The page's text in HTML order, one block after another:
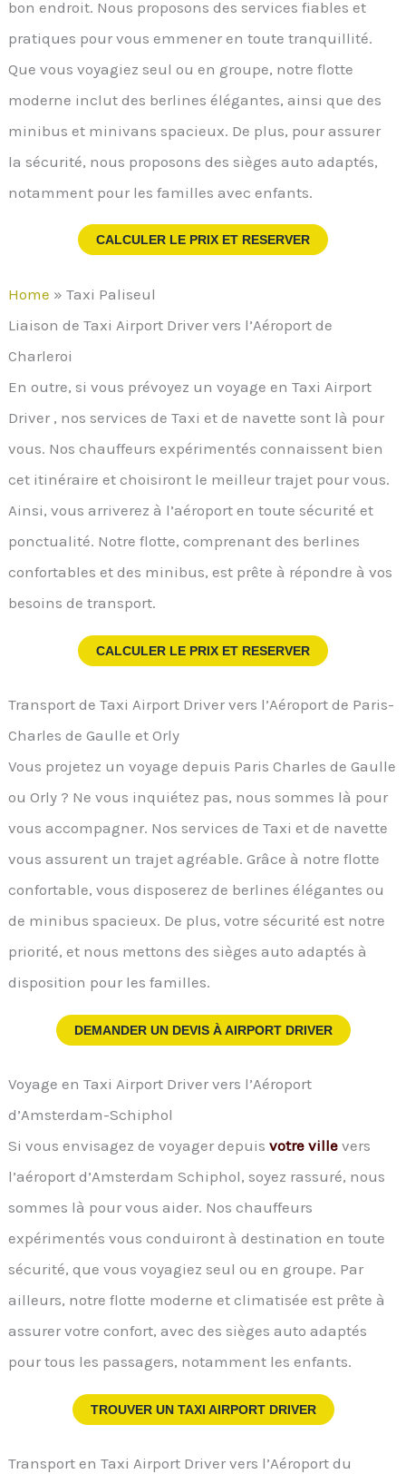
bon endroit. Nous proposons des services fiables et
pratiques pour vous emmener en toute tranquillité.
Que vous voyagiez seul ou en groupe, notre flotte
moderne inclut des berlines élégantes, ainsi que des
minibus et minivans spacieux. De plus, pour assurer
la sécurité, nous proposons des sièges auto adaptés,
notamment pour les familles avec enfants.
CALCULER LE PRIX ET RESERVER
Home »Taxi Paliseul
Liaison de Taxi Airport Driver vers l’Aéroport de
Charleroi
En outre, si vous prévoyez un voyage en Taxi Airport
Driver , nos services de Taxi et de navette sont là pour
vous. Nos chauffeurs expérimentés connaissent bien
cet itinéraire et choisiront le meilleur trajet pour vous.
Ainsi, vous arriverez à l’aéroport en toute sécurité et
ponctualité. Notre flotte, comprenant des berlines
confortables et des minibus, est prête à répondre à vos
besoins de transport.
CALCULER LE PRIX ET RESERVER
Transport de Taxi Airport Driver vers l’Aéroport de Paris-
Charles de Gaulle et Orly
Vous projetez un voyage depuis Paris Charles de Gaulle
ou Orly ? Ne vous inquiétez pas, nous sommes là pour
vous accompagner. Nos services de Taxi et de navette
vous assurent un trajet agréable. Grâce à notre flotte
confortable, vous disposerez de berlines élégantes ou
de minibus spacieux. De plus, votre sécurité est notre
priorité, et nous mettons des sièges auto adaptés à
disposition pour les familles.
DEMANDER UN DEVIS ÀAIRPORT DRIVER
Voyage en Taxi Airport Driver vers l’Aéroport
d’Amsterdam-Schiphol
Si vous envisagez de voyager depuisvotre ville vers
l’aéroport d’Amsterdam Schiphol, soyez rassuré, nous
sommes là pour vous aider. Nos chauffeurs
expérimentés vous conduiront à destination en toute
sécurité, que vous voyagiez seul ou en groupe. Par
ailleurs, notre flotte moderne et climatisée est prête à
assurer votre confort, avec des sièges auto adaptés
pour tous les passagers, notamment les enfants.
TROUVER UN TAXI AIRPORT DRIVER
Transport en Taxi Airport Driver vers l’Aéroport du